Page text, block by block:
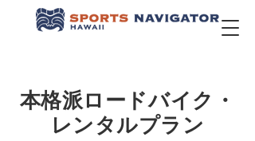
本格派ロードバイク・
レンタルプラン